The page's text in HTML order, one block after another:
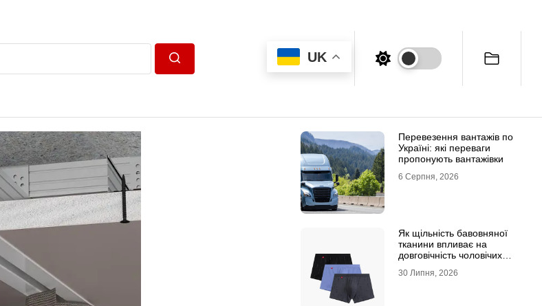
UK
Перевезення вантажів по
Україні: які переваги
пропонують вантажівки
6 Серпня, 2026
Як щільність бавовняної
тканини впливає на
довговічність чоловічих
30 Липня, 2026